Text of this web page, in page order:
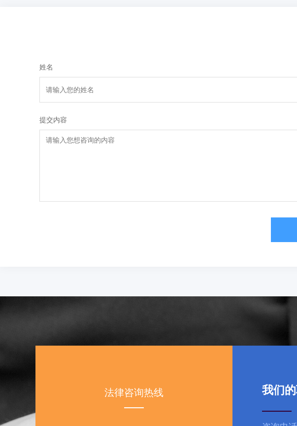
姓名
提交内容
法律咨询热线 我们